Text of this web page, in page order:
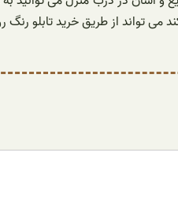
می تواند از طریق خرید تابلو